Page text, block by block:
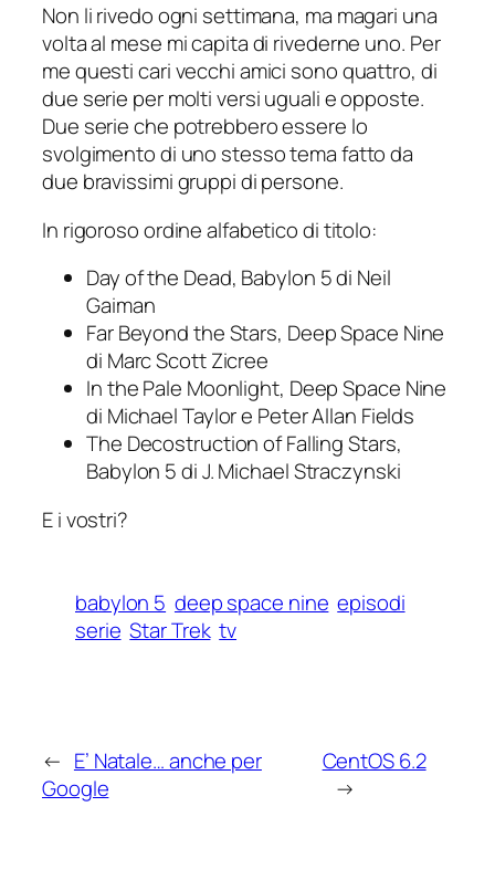
Non li rivedo ogni settimana, ma magari una
volta al mese mi capita di rivederne uno. Per
me questi cari vecchi amici sono quattro, di
due serie per molti versi uguali e opposte.
Due serie che potrebbero essere lo
svolgimento di uno stesso tema fatto da
due bravissimi gruppi di persone.
In rigoroso ordine alfabetico di titolo:
Day of the Dead, Babylon 5di Neil
Gaiman
Far Beyond the Stars, Deep Space Nine
di Marc Scott Zicree
In the Pale Moonlight, Deep Space Nine
di Michael Taylor e Peter Allan Fields
The Decostruction of Falling Stars,
Babylon 5di J. Michael Straczynski
E i vostri?
babylon 5 deep space nine episodi
serie Star Trek tv
← E’ Natale… anche per
Google
CentOS 6.2
→